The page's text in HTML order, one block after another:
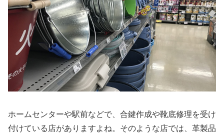
ホームセンターや駅前などで、合鍵作成や靴底修理を受け
付けている店がありますよね。そのような店では、革製品